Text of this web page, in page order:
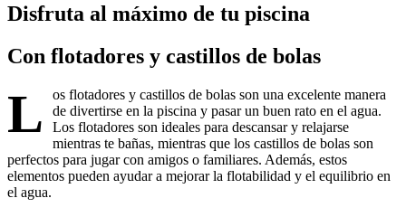
Disfruta al máximo de tu piscina
Con flotadores y castillos de bolas
L
os flotadores y castillos de bolas son una excelente manera
de divertirse en la piscina y pasar un buen rato en el agua.
Los flotadores son ideales para descansar y relajarse
mientras te bañas, mientras que los castillos de bolas son
perfectos para jugar con amigos o familiares. Además, estos
elementos pueden ayudar a mejorar la flotabilidad y el equilibrio en
el agua.